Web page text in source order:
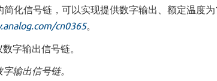
化信号链，可以实现提供数字输出、额定温度
cn0365。
输出信号链。